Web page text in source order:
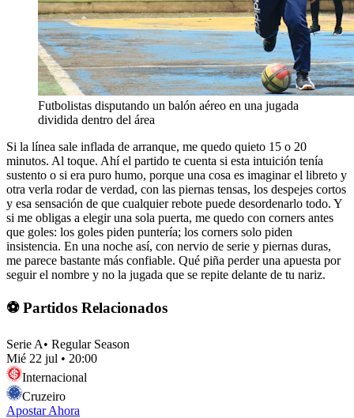
Futbolistas disputando un balón aéreo en una jugada
dividida dentro del área
Si la línea sale inflada de arranque, me quedo quieto 15 o 20
minutos. Al toque. Ahí el partido te cuenta si esta intuición tenía
sustento o si era puro humo, porque una cosa es imaginar el libreto y
otra verla rodar de verdad, con las piernas tensas, los despejes cortos
y esa sensación de que cualquier rebote puede desordenarlo todo. Y
si me obligas a elegir una sola puerta, me quedo con corners antes
que goles: los goles piden puntería; los corners solo piden
insistencia. En una noche así, con nervio de serie y piernas duras,
me parece bastante más confiable. Qué piña perder una apuesta por
seguir el nombre y no la jugada que se repite delante de tu nariz.
⚽ Partidos Relacionados
Serie A• Regular Season
Mié 22 jul • 20:00
Internacional
Cruzeiro
Apostar Ahora